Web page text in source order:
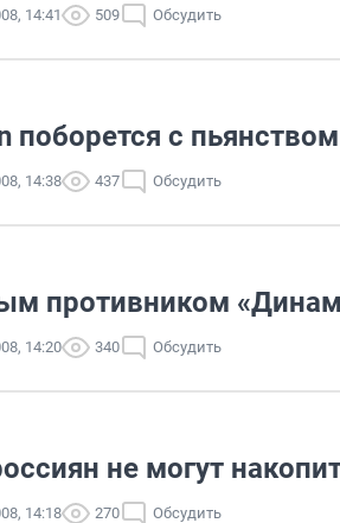
14:41 509 Обсудить
поборется с
14:38 437 Обсудить
противником
14:20 340 Обсудить
не могут
14:18 270 Обсудить